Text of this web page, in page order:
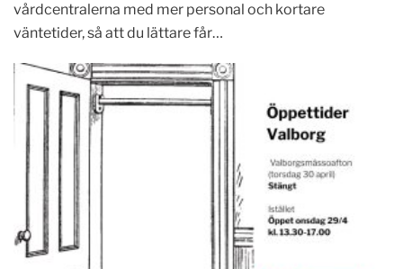
vårdcentralerna med mer personal och kortare
väntetider, så att du lättare får…